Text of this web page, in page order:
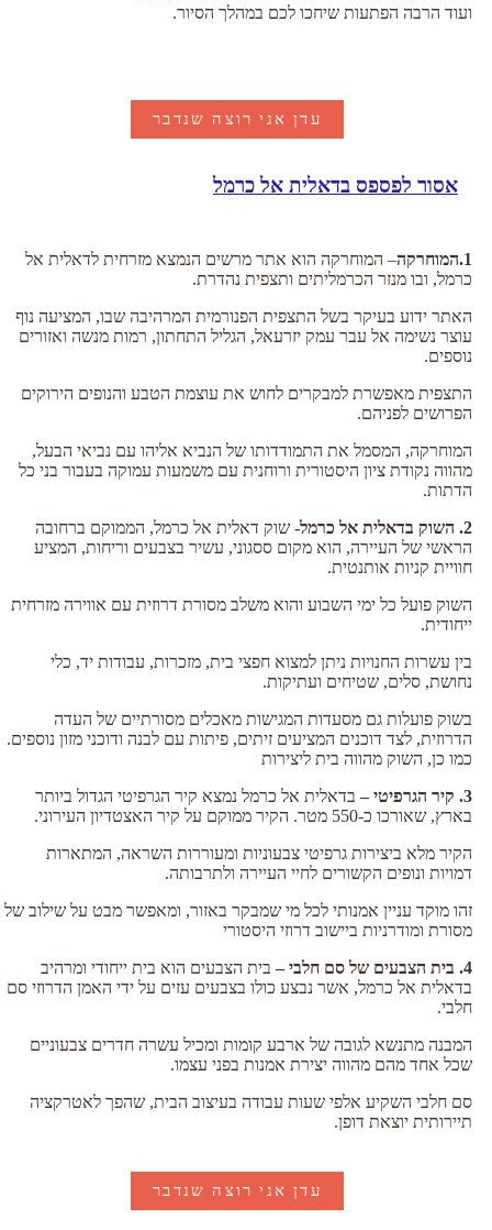
ועוד הרבה הפתעות שיחכו לכם במהלך הסיור.
עדן אני רוצה שנדבר
אסור לפספס בדאלית אל כרמל
–המוחרקה הוא אתר מרשים הנמצא מזרחית לדאלית אל
כרמל, ובו מנזר הכרמליתים ותצפית נהדרת.
האתר ידוע בעיקר בשל התצפית הפנורמית המרהיבה שבו, המציעה נוף
עוצר נשימה אל עבר עמק יזרעאל, הגליל התחתון, רמות מנשה ואזורים
נוספים.
התצפית מאפשרת למבקרים לחוש את עוצמת הטבע והנופים הירוקים
הפרושים לפניהם.
המוחרקה, המסמל את התמודדותו של הנביא אליהו עם נביאי הבעל,
מהווה נקודת ציון היסטורית ורוחנית עם משמעות עמוקה בעבור בני כל
הדתות.
שוק דאלית אל כרמל, הממוקם ברחובה
הראשי של העיירה, הוא מקום ססגוני, עשיר בצבעים וריחות, המציע
חוויית קניות אותנטית.
השוק פועל כל ימי השבוע והוא משלב מסורת דרוזית עם אווירה מזרחית
ייחודית.
בין עשרות החנויות ניתן למצוא חפצי בית, מזכרות, עבודות יד, כלי
נחושת, סלים, שטיחים ועתיקות.
בשוק פועלות גם מסעדות המגישות מאכלים מסורתיים של העדה
הדרוזית, לצד דוכנים המציעים זיתים, פיתות עם לבנה ודוכני מזון נוספים.
כמו כן, השוק מהווה בית ליצירות
בדאלית אל כרמל נמצא קיר הגרפיטי הגדול ביותר
בארץ, שאורכו כ-550 מטר. הקיר ממוקם על קיר האצטדיון העירוני.
הקיר מלא ביצירות גרפיטי צבעוניות ומעוררות השראה, המתארות
דמויות ונופים הקשורים לחיי העיירה ולתרבותה.
זהו מוקד עניין אמנותי לכל מי שמבקר באזור, ומאפשר מבט על שילוב של
מסורת ומודרניות ביישוב דרוזי היסטורי
בית הצבעים הוא בית ייחודי ומרהיב
בדאלית אל כרמל, אשר נבצע כולו בצבעים עזים על ידי האמן הדרוזי סם
חלבי.
המבנה מתנשא לגובה של ארבע קומות ומכיל עשרה חדרים צבעוניים
שכל אחד מהם מהווה יצירת אמנות בפני עצמו.
סם חלבי השקיע אלפי שעות עבודה בעיצוב הבית, שהפך לאטרקציה
תיירותית יוצאת דופן.
עדן אני רוצה שנדבר